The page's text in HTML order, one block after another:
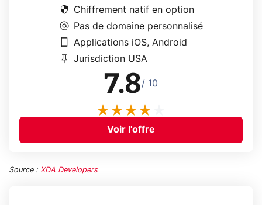
security Chiffrement natif en option
alternate_email Pas de domaine personnalisé
smartphone Applications iOS, Android
push_pin Jurisdiction USA
7.8/ 10
Voir l'offre
Source : XDA Developers